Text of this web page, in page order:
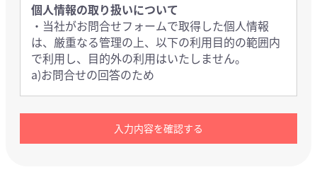
個人情報の取り扱いについて
・当社がお問合せフォームで取得した個人情報
は、厳重なる管理の上、以下の利用目的の範囲内
で利用し、目的外の利用はいたしません。
a)お問合せの回答のため
第三者に提供または共同利用する事はありませ
ん。